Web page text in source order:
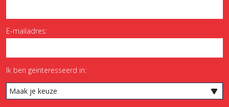
E-mailadres:
Ik ben geinteresseerd in:
Maak je keuze